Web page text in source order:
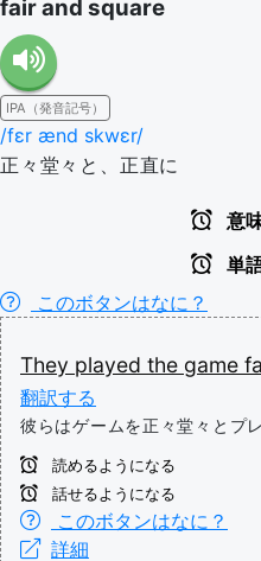
fair and square
IPA（発音記号）
/fɛr ænd skwɛr/
正々堂々と、正直に
意
単
このボタンはなに？
They played the game
翻訳する
彼らはゲームを正々堂々とプ
読めるようになる
話せるようになる
このボタンはなに？
詳細